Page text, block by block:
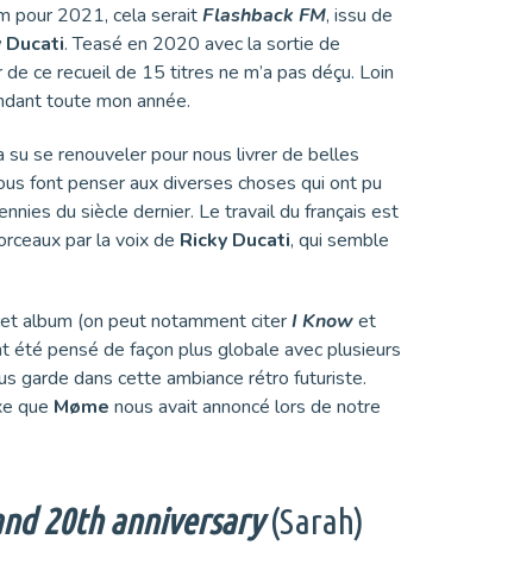
pour 2021, cela seraitFlashback FM, issu de
Ducati. Teasé en 2020 avec la sortie de
ce recueil de 15 titres ne m’a pas déçu. Loin
toute mon année.
su se renouveler pour nous livrer de belles
font penser aux diverses choses qui ont pu
du siècle dernier. Le travail du français est
par la voix de Ricky Ducati, qui semble
album (on peut notamment citerI Knowet
été pensé de façon plus globale avec plusieurs
garde dans cette ambiance rétro futuriste.
que Møme nous avait annoncé lors de notre
20th anniversary(Sarah)